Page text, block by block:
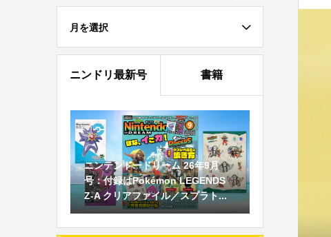
月を選択
ニンドリ最新号 書籍
ニンテンドードリーム 26年9月
号：付録はPokémon LEGENDS
Z-A クリアファイル／スプラト...